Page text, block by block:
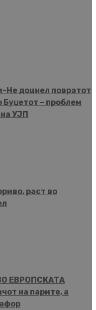
Не доцнел повратот
– проблем
УЈП
раст во
ЕВРОПСКАТА
на парите, а